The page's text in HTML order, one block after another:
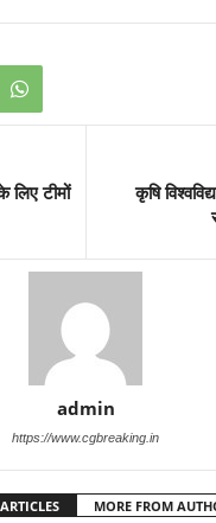
टीमों
कृषि
admin
https://www.cgbreaking.in
MORE FROM